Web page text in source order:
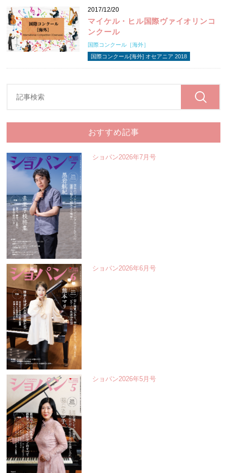
2017/12/20
マイケル・ヒル国際ヴァイオリンコ
ンクール
国際コンクール［海外］
国際コンクール[海外] オセアニア 2018
おすすめ記事
ショパン2026年7月号
ショパン2026年6月号
ショパン2026年5月号